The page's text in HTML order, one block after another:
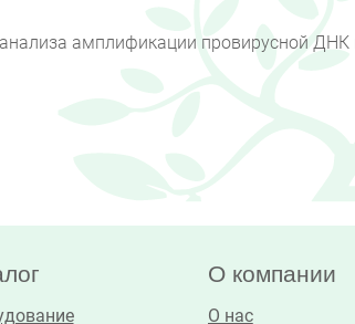
амплификации провирусной ДНК
О компании
О нас